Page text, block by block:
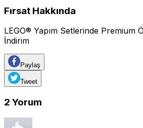
Fırsat Hakkında
LEGO® Yapım Setlerinde Premium
İndirim
Paylaş
Tweet
2 Yorum